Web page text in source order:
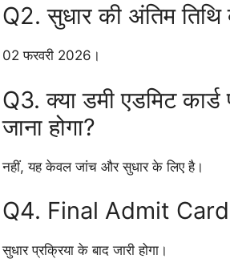
Q2. सुधार की अंतिम तिथि
02 फरवरी 2026।
Q3. क्या डमी एडमिट कार्ड
जाना होगा?
नहीं, यह केवल जांच और सुधार के लिए है।
Q4. Final Admit
सुधार प्रक्रिया के बाद जारी होगा।